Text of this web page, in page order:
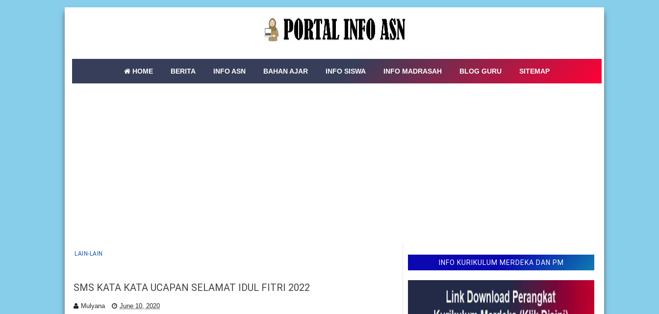
HOME BERITA INFO ASN BAHAN AJAR INFO SISWA INFO MADRASAH BLOG GURU SITEMAP
LAIN-LAIN
SMS KATA KATA UCAPAN SELAMAT IDUL FITRI 2022
Mulyana June 10, 2020
INFO KURIKULUM MERDEKA DAN PM